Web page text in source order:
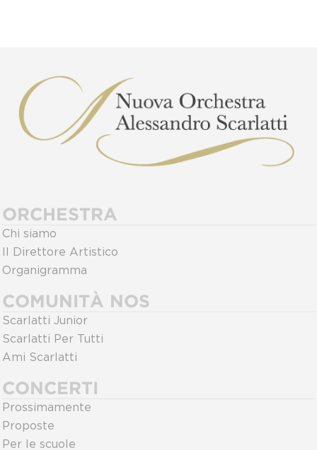
ORCHESTRA
Chi siamo
Il Direttore Artistico
Organigramma
COMUNITÀ NOS
Scarlatti Junior
Scarlatti Per Tutti
Ami Scarlatti
CONCERTI
Prossimamente
Proposte
Per le scuole